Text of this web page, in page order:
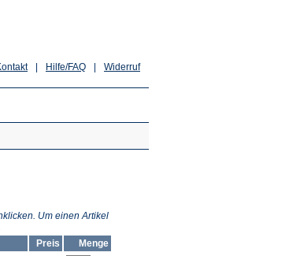
Widerruf
Hilfe/FAQ
Um einen Artikel
Preis
Menge